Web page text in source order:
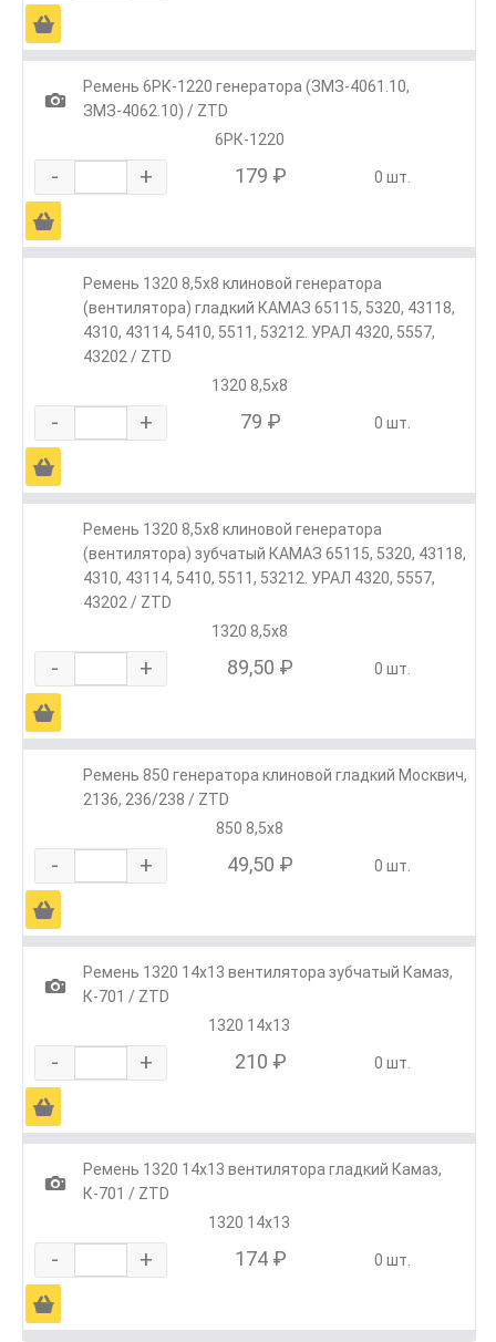
Ä
1
Ремень 6РК-1220 генератора (ЗМЗ-4061.10,
ЗМЗ-4062.10) / ZTD
6РК-1220
- + 179 ₽ 0 шт.
Ä
Ремень 1320 8,5х8 клиновой генератора
(вентилятора) гладкий КАМАЗ 65115, 5320, 43118,
4310, 43114, 5410, 5511, 53212. УРАЛ 4320, 5557,
43202 / ZTD
1320 8,5х8
- + 79 ₽ 0 шт.
Ä
Ремень 1320 8,5х8 клиновой генератора
(вентилятора) зубчатый КАМАЗ 65115, 5320, 43118,
4310, 43114, 5410, 5511, 53212. УРАЛ 4320, 5557,
43202 / ZTD
1320 8,5х8
- + 89,50 ₽ 0 шт.
Ä
Ремень 850 генератора клиновой гладкий Москвич,
2136, 236/238 / ZTD
850 8,5х8
- + 49,50 ₽ 0 шт.
Ä
1
Ремень 1320 14х13 вентилятора зубчатый Камаз,
К-701 / ZTD
1320 14х13
- + 210 ₽ 0 шт.
Ä
1
Ремень 1320 14х13 вентилятора гладкий Камаз,
К-701 / ZTD
1320 14х13
- + 174 ₽ 0 шт.
Ä